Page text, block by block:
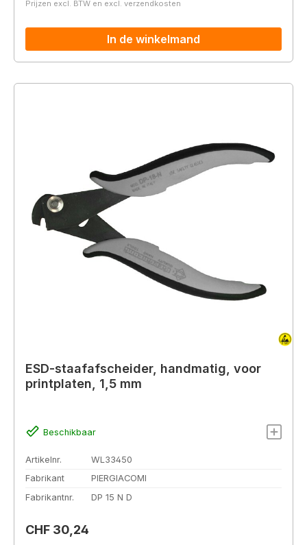
Prijzen excl. BTW en excl. verzendkosten
In de winkelmand
ESD-staafafscheider, handmatig, voor
printplaten, 1,5 mm
Beschikbaar
Artikelnr.
WL33450
Fabrikant
PIERGIACOMI
Fabrikantnr.
DP 15 N D
Normale prijs:
CHF 30,24